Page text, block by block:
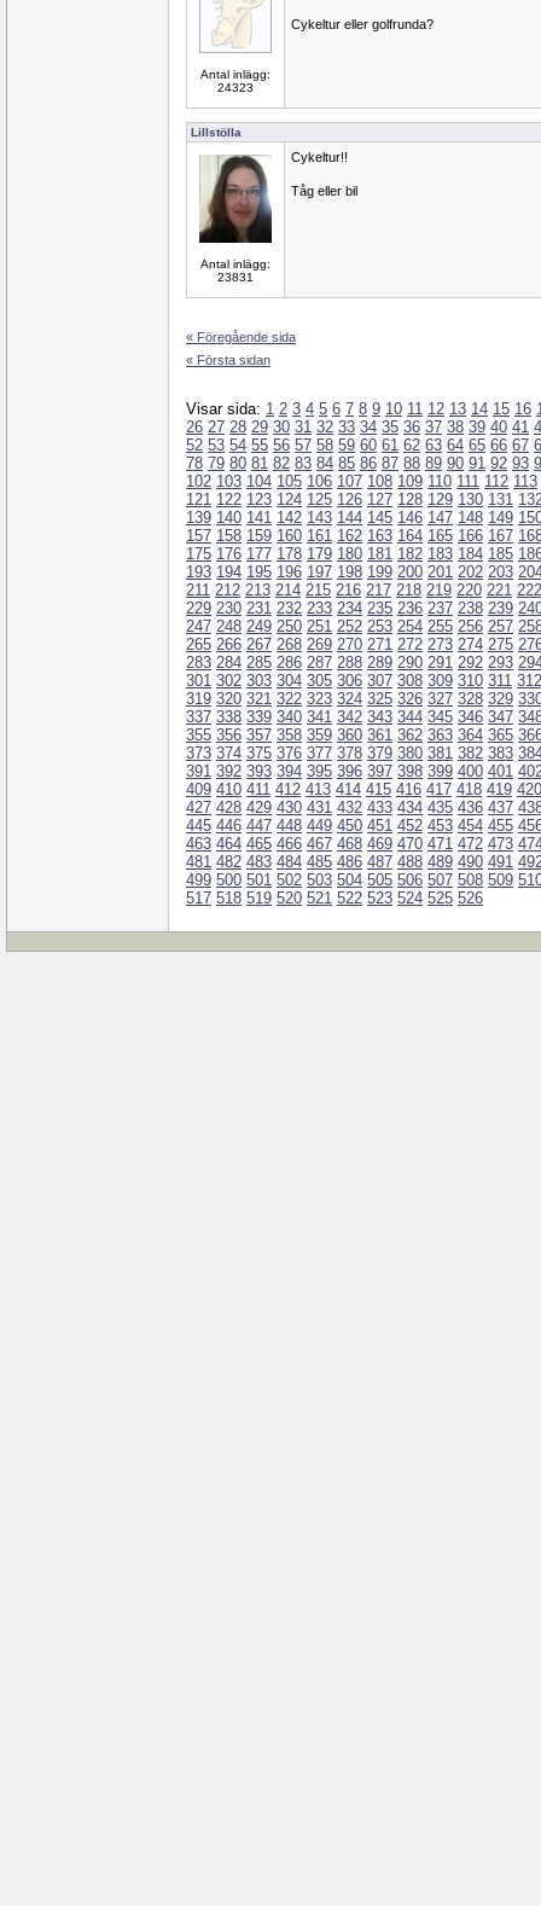
Antal inlägg:
24323
Cykeltur eller golfrunda?
Lillstölla
Antal inlägg:
23831
Cykeltur!!
Tåg eller bil
« Föregående sida
« Första sidan
Visar sida: 1 2 3 4 5 6 7 8 9 10 11 12 13 14 15 16
26 27 28 29 30 31 32 33 34 35 36 37 38 39 40 41
52 53 54 55 56 57 58 59 60 61 62 63 64 65 66 67
78 79 80 81 82 83 84 85 86 87 88 89 90 91 92 93
102 103 104 105 106 107 108 109 110 111 112 113
121 122 123 124 125 126 127 128 129 130 131
139 140 141 142 143 144 145 146 147 148 149
157 158 159 160 161 162 163 164 165 166 167
175 176 177 178 179 180 181 182 183 184 185
193 194 195 196 197 198 199 200 201 202 203
211 212 213 214 215 216 217 218 219 220 221 222
229 230 231 232 233 234 235 236 237 238 239
247 248 249 250 251 252 253 254 255 256 257
265 266 267 268 269 270 271 272 273 274 275
283 284 285 286 287 288 289 290 291 292 293
301 302 303 304 305 306 307 308 309 310 311 312
319 320 321 322 323 324 325 326 327 328 329
337 338 339 340 341 342 343 344 345 346 347
355 356 357 358 359 360 361 362 363 364 365
373 374 375 376 377 378 379 380 381 382 383
391 392 393 394 395 396 397 398 399 400 401
409 410 411 412 413 414 415 416 417 418 419 420
427 428 429 430 431 432 433 434 435 436 437
445 446 447 448 449 450 451 452 453 454 455
463 464 465 466 467 468 469 470 471 472 473
481 482 483 484 485 486 487 488 489 490 491
499 500 501 502 503 504 505 506 507 508 509
517 518 519 520 521 522 523 524 525 526